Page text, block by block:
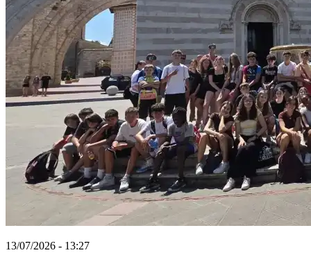
13/07/2026 - 13:27